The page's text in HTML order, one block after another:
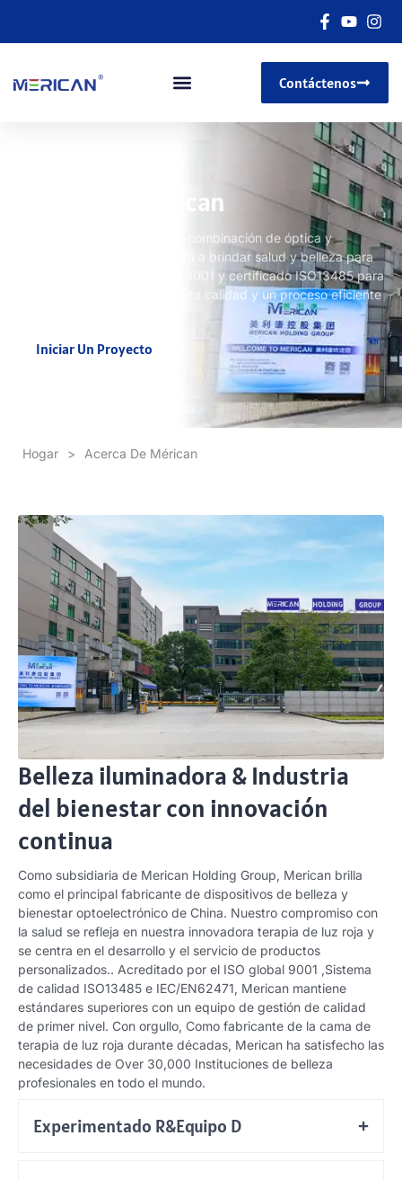
Contáctenos
Acerca de Mérican
Con años de desarrollo en la combinación de óptica y
tecnología, Merican se dedica a brindar salud y belleza para
aquellos que necesitan. ISO 9001 y certificado ISO13485 para
proporcionar productos de alta calidad y un proceso eficiente
Iniciar Un Proyecto
Hogar > Acerca De Mérican
Belleza iluminadora & Industria
del bienestar con innovación
continua
Como subsidiaria de Merican Holding Group, Merican brilla
como el principal fabricante de dispositivos de belleza y
bienestar optoelectrónico de China. Nuestro compromiso con
la salud se refleja en nuestra innovadora terapia de luz roja y
se centra en el desarrollo y el servicio de productos
personalizados.. Acreditado por el ISO global 9001 ,Sistema
de calidad ISO13485 e IEC/EN62471, Merican mantiene
estándares superiores con un equipo de gestión de calidad
de primer nivel. Con orgullo, Como fabricante de la cama de
terapia de luz roja durante décadas, Merican ha satisfecho las
necesidades de Over 30,000 Instituciones de belleza
profesionales en todo el mundo.
Experimentado R&Equipo D